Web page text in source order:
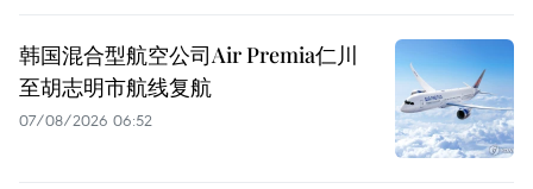
韩国混合型航空公司Air Premia仁川
至胡志明市航线复航
07/08/2026 06:52